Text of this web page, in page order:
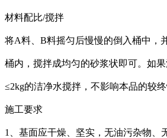
材料配比/搅拌
将A料、B料摇匀后慢慢的倒入桶中，
桶内，搅拌成均匀的砂浆状即可。如
≤2kg的洁净水搅拌，不影响本品的较终
施工要求
1、基面应干燥、坚实，无油污杂物、